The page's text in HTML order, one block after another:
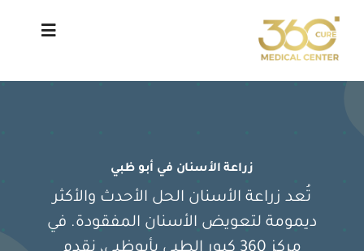
content
Toggle
الأطباء
زراعة الأسنان في أبو ظبي
تُعد زراعة الأسنان الحل الأحدث والأكثر
ديمومة لتعويض الأسنان المفقودة. في